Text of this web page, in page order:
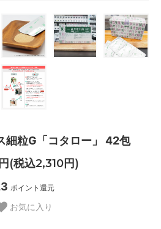
細粒G「コタロー」 42包
(税込2,310円)
ポイント還元
お気に入り